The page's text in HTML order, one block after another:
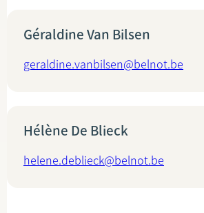
Géraldine Van Bilsen
geraldine.vanbilsen@belnot.be
Hélène De Blieck
helene.deblieck@belnot.be